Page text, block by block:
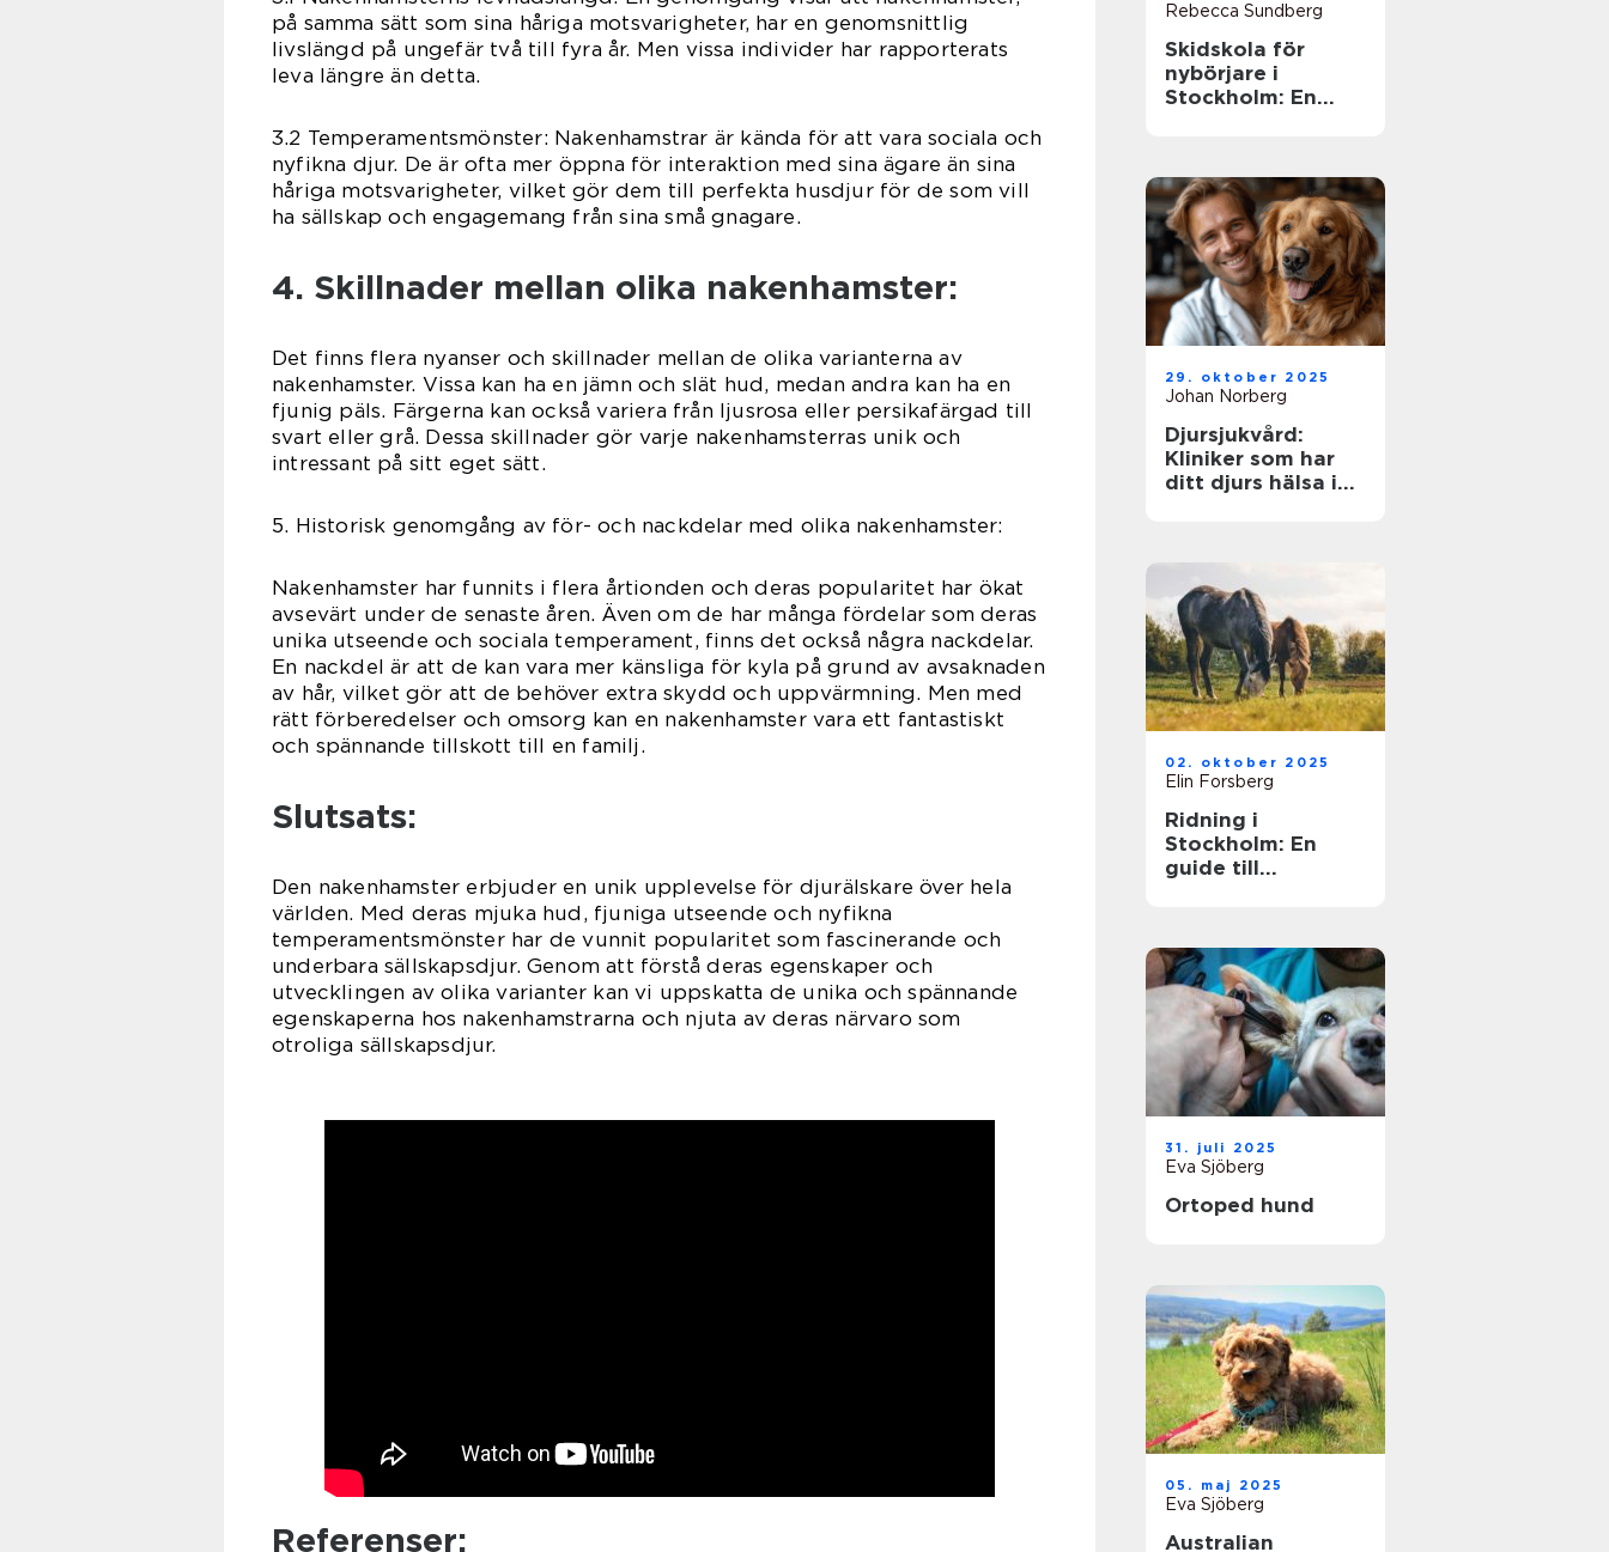
på samma sätt som sina håriga motsvarigheter, har en genomsnittlig
livslängd på ungefär två till fyra år. Men vissa individer har rapporterats
leva längre än detta.
3.2 Temperamentsmönster: Nakenhamstrar är kända för att vara sociala och
nyfikna djur. De är ofta mer öppna för interaktion med sina ägare än sina
håriga motsvarigheter, vilket gör dem till perfekta husdjur för de som vill
ha sällskap och engagemang från sina små gnagare.
4. Skillnader mellan olika nakenhamster:
Det finns flera nyanser och skillnader mellan de olika varianterna av
nakenhamster. Vissa kan ha en jämn och slät hud, medan andra kan ha en
fjunig päls. Färgerna kan också variera från ljusrosa eller persikafärgad till
svart eller grå. Dessa skillnader gör varje nakenhamsterras unik och
intressant på sitt eget sätt.
5. Historisk genomgång av för- och nackdelar med olika nakenhamster:
Nakenhamster har funnits i flera årtionden och deras popularitet har ökat
avsevärt under de senaste åren. Även om de har många fördelar som deras
unika utseende och sociala temperament, finns det också några nackdelar.
En nackdel är att de kan vara mer känsliga för kyla på grund av avsaknaden
av hår, vilket gör att de behöver extra skydd och uppvärmning. Men med
rätt förberedelser och omsorg kan en nakenhamster vara ett fantastiskt
och spännande tillskott till en familj.
Slutsats:
Den nakenhamster erbjuder en unik upplevelse för djurälskare över hela
världen. Med deras mjuka hud, fjuniga utseende och nyfikna
temperamentsmönster har de vunnit popularitet som fascinerande och
underbara sällskapsdjur. Genom att förstå deras egenskaper och
utvecklingen av olika varianter kan vi uppskatta de unika och spännande
egenskaperna hos nakenhamstrarna och njuta av deras närvaro som
otroliga sällskapsdjur.
Referenser:
Rebecca Sundberg
Skidskola för
nybörjare i
Stockholm: En
29. oktober 2025
Johan Norberg
Djursjukvård:
Kliniker som har
ditt djurs hälsa i
02. oktober 2025
Elin Forsberg
Ridning i
Stockholm: En
guide till
31. juli 2025
Eva Sjöberg
Ortoped hund
05. maj 2025
Eva Sjöberg
Australian